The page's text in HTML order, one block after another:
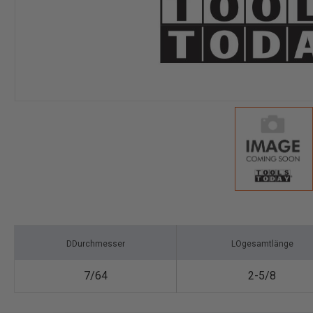
DDurchmesser LOgesamtlänge
7/64 2-5/8